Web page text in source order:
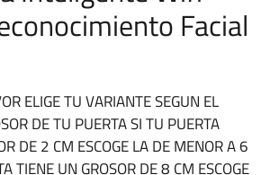
Facial
ELIGE TU VARIANTE SEGUN EL
DE TU PUERTA SI TU PUERTA
DE 2 CM ESCOGE LA DE MENOR A 6
TIENE UN GROSOR DE 8 CM ESCOGE